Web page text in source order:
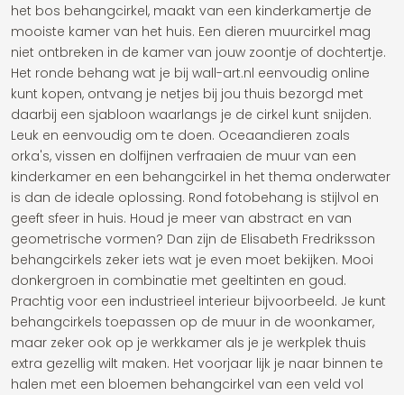
het bos behangcirkel, maakt van een kinderkamertje de
mooiste kamer van het huis. Een dieren muurcirkel mag
niet ontbreken in de kamer van jouw zoontje of dochtertje.
Het ronde behang wat je bij wall-art.nl eenvoudig online
kunt kopen, ontvang je netjes bij jou thuis bezorgd met
daarbij een sjabloon waarlangs je de cirkel kunt snijden.
Leuk en eenvoudig om te doen. Oceaandieren zoals
orka's, vissen en dolfijnen verfraaien de muur van een
kinderkamer en een behangcirkel in het thema onderwater
is dan de ideale oplossing. Rond fotobehang is stijlvol en
geeft sfeer in huis. Houd je meer van abstract en van
geometrische vormen? Dan zijn de Elisabeth Fredriksson
behangcirkels zeker iets wat je even moet bekijken. Mooi
donkergroen in combinatie met geeltinten en goud.
Prachtig voor een industrieel interieur bijvoorbeeld. Je kunt
behangcirkels toepassen op de muur in de woonkamer,
maar zeker ook op je werkkamer als je je werkplek thuis
extra gezellig wilt maken. Het voorjaar lijk je naar binnen te
halen met een bloemen behangcirkel van een veld vol